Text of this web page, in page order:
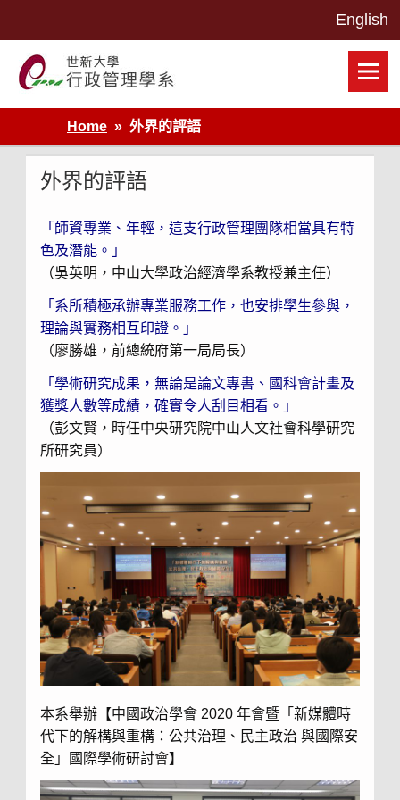
世新大學行政管理學系網站
Home
外界的評語
外界的評語
「師資專業、年輕，這支行政管理團隊相當具有特
色及潛能。」
（吳英明，中山大學政治經濟學系教授兼主任）
「系所積極承辦專業服務工作，也安排學生參與，
理論與實務相互印證。」
（廖勝雄，前總統府第一局局長）
「學術研究成果，無論是論文專書、國科會計畫及
獲獎人數等成績，確實令人刮目相看。」
（彭文賢，時任中央研究院中山人文社會科學研究
所研究員）
本系舉辦【中國政治學會 2020 年會暨「新媒體時
代下的解構與重構：公共治理、民主政治 與國際安
全」國際學術研討會】